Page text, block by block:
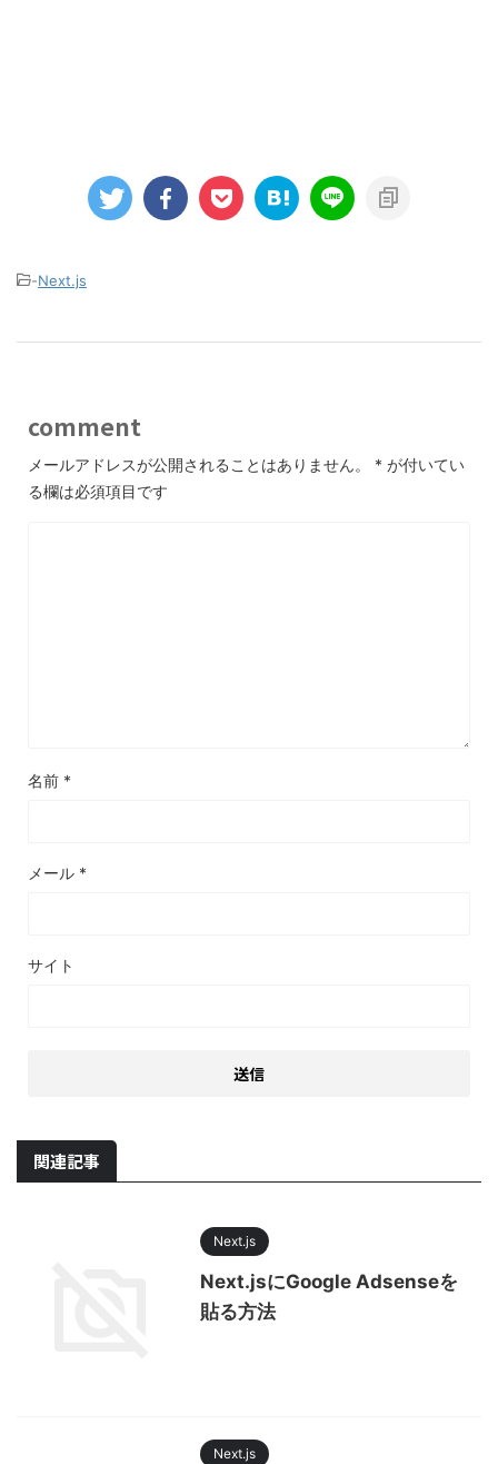
-Next.js
comment
メールアドレスが公開されることはありません。 * が付いてい
る欄は必須項目です
名前 *
メール *
サイト
関連記事
Next.js
Next.jsにGoogle Adsenseを
貼る方法
Next.js